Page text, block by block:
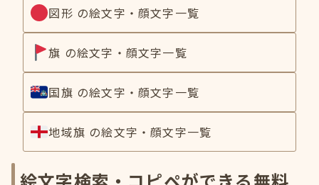
図形 の絵文字・顔文字一覧
旗 の絵文字・顔文字一覧
国旗 の絵文字・顔文字一覧
地域旗 の絵文字・顔文字一覧